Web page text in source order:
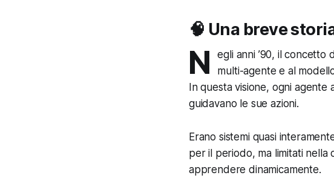
🧠 Una breve
N
egli anni ’90, il concetto
multi-agente e al
In questa visione, ogni agente
guidavano le sue azioni.
Erano sistemi quasi
per il periodo, ma limitati nella
apprendere dinamicamente.